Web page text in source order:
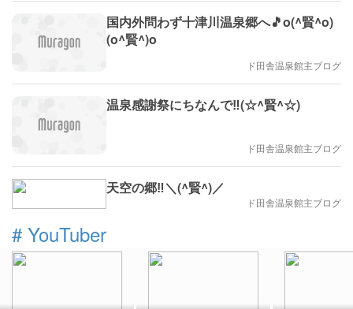
国内外問わず十津川温泉郷へ🎵o(^賢^o)
(o^賢^)o
ド田舎温泉館主ブログ
温泉感謝祭にちなんで‼(☆^賢^☆)
ド田舎温泉館主ブログ
天空の郷‼＼(^賢^)／
ド田舎温泉館主ブログ
# YouTuber